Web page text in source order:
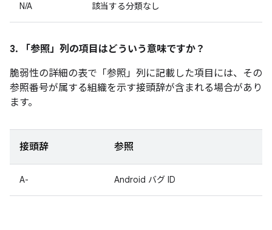
N/A 該当する分類なし
3. 「参照」 列の項目はどういう意味ですか？
脆弱性の詳細の表で「参照」 列に記載した項目には、その
参照番号が属する組織を示す接頭辞が含まれる場合があり
ます。
接頭辞 参照
A- Android バグ ID